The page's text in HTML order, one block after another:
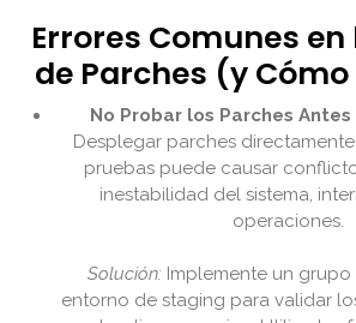
Errores Comunes en
de Parches (y
No Probar los Parches
Desplegar parches
pruebas puede causar
inestabilidad del sistema,
operaciones.
Solución:Implemente un grupo
entorno de staging para validar